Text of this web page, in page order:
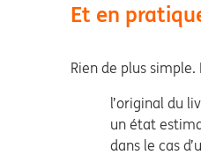
Et en
Rien de plus
l’original du
un état
dans le cas